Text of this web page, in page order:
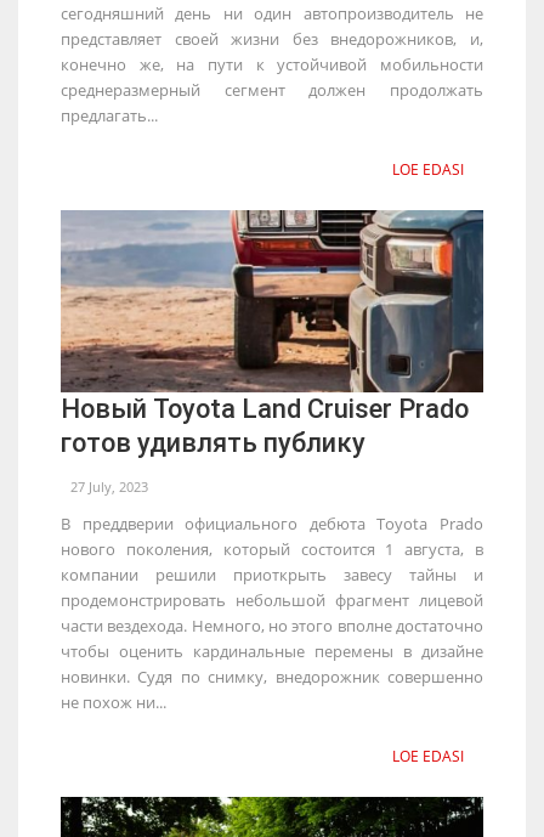
сегодняшний день ни один автопроизводитель не
представляет своей жизни без внедорожников, и,
конечно же, на пути к устойчивой мобильности
среднеразмерный сегмент должен продолжать
предлагать...
LOE EDASI
Новый Toyota Land Cruiser Prado
готов удивлять публику
27 July, 2023
В преддверии официального дебюта Toyota Prado
нового поколения, который состоится 1 августа, в
компании решили приоткрыть завесу тайны и
продемонстрировать небольшой фрагмент лицевой
части вездехода. Немного, но этого вполне достаточно
чтобы оценить кардинальные перемены в дизайне
новинки. Судя по снимку, внедорожник совершенно
не похож ни...
LOE EDASI